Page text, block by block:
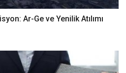
Ar-Ge ve Yenilik Atılımı